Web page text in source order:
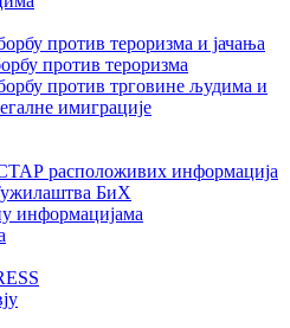
против тероризма и јачања
против тероризма
против трговине људима и
имиграције
расположивих информација
БиХ
информацијама